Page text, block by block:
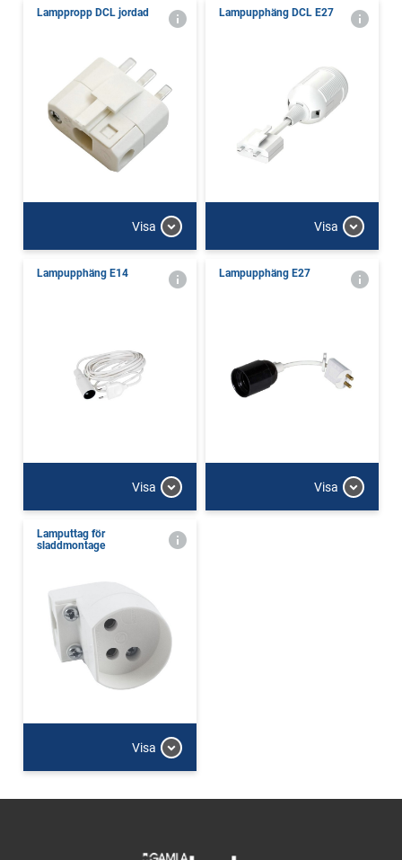
Lamppropp DCL jordad
Visa
Lampupphäng DCL E27
Visa
Lampupphäng E14
Visa
Lampupphäng E27
Visa
Lamputtag för
sladdmontage
Visa